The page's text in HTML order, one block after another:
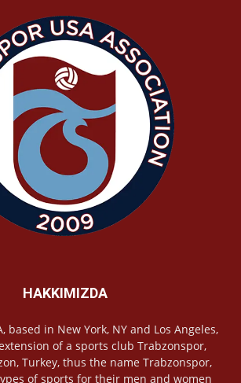
HAKKIMIZDA
based in New York, NY and Los Angeles,
of a sports club Trabzonspor,
Turkey, thus the name Trabzonspor,
of sports for their men and women